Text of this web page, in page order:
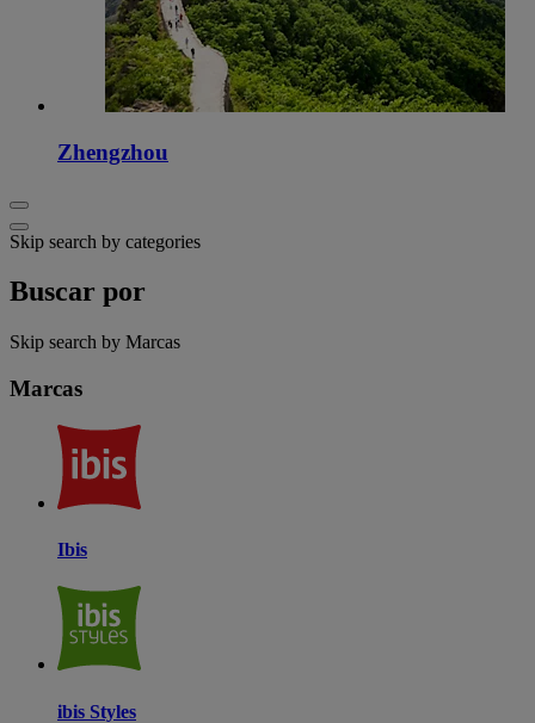
Zhengzhou
Skip search by categories
Buscar por
Skip search by Marcas
Marcas
Ibis
ibis Styles